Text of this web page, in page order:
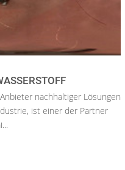
nachhaltiger Lösungen
ist einer der Partner